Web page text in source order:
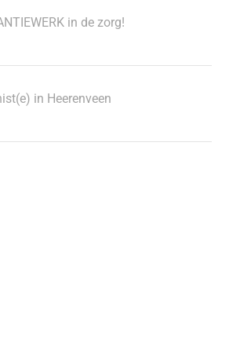
in de zorg!
in Heerenveen